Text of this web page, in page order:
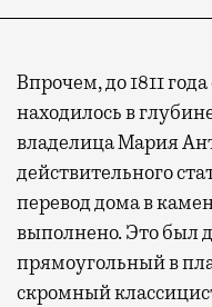
Впрочем, до 1811
находилось в
владелица Мария
действительного
перевод дома в
выполнено. Это был
прямоугольный в
скромный